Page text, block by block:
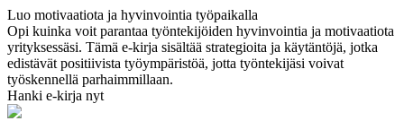
Luo motivaatiota ja hyvinvointia työpaikalla
Opi kuinka voit parantaa työntekijöiden hyvinvointia ja motivaatiota
yrityksessäsi. Tämä e-kirja sisältää strategioita ja käytäntöjä, jotka
edistävät positiivista työympäristöä, jotta työntekijäsi voivat
työskennellä parhaimmillaan.
Hanki e-kirja nyt